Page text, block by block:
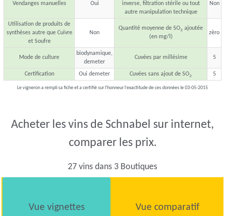
Vendanges manuelles Oui
inverse, filtration stérile ou tout
autre manipulation technique
Non
Utilisation de produits de
synthèses autre que Cuivre
et Soufre
Non
Quantité moyenne de SO2 ajoutée
(en mg/l)
zèro
Mode de culture
biodynamique,
demeter
Cuvées par millésime 5
Certification Oui demeter Cuvées sans ajout de SO2 5
Le vigneron a rempli sa fiche et a certifié sur l'honneur l'exactitude de ces données le 03-05-2015
Acheter les vins de Schnabel sur internet,
comparer les prix.
27 vins dans 3 Boutiques
Vue vignettes Vue comparatif